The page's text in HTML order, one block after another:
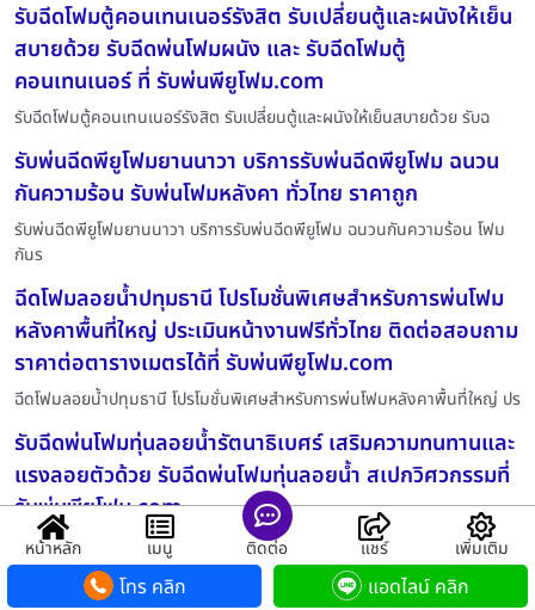
รับฉีดโฟมตู้คอนเทนเนอร์รังสิต รับเปลี่ยนตู้และผนังให้เย็น
สบายด้วย รับฉีดพ่นโฟมผนัง และ รับฉีดโฟมตู้
คอนเทนเนอร์ ที่ รับพ่นพียูโฟม.com
รับฉีดโฟมตู้คอนเทนเนอร์รังสิต รับเปลี่ยนตู้และผนังให้เย็นสบายด้วย รับฉ
รับพ่นฉีดพียูโฟมยานนาวา บริการรับพ่นฉีดพียูโฟม ฉนวน
กันความร้อน รับพ่นโฟมหลังคา ทั่วไทย ราคาถูก
รับพ่นฉีดพียูโฟมยานนาวา บริการรับพ่นฉีดพียูโฟม ฉนวนกันความร้อน โฟม
กันร
ฉีดโฟมลอยน้ำปทุมธานี โปรโมชั่นพิเศษสำหรับการพ่นโฟม
หลังคาพื้นที่ใหญ่ ประเมินหน้างานฟรีทั่วไทย ติดต่อสอบถาม
ราคาต่อตารางเมตรได้ที่ รับพ่นพียูโฟม.com
ฉีดโฟมลอยน้ำปทุมธานี โปรโมชั่นพิเศษสำหรับการพ่นโฟมหลังคาพื้นที่ใหญ่ ปร
รับฉีดพ่นโฟมทุ่นลอยน้ำรัตนาธิเบศร์ เสริมความทนทานและ
แรงลอยตัวด้วย รับฉีดพ่นโฟมทุ่นลอยน้ำ สเปกวิศวกรรมที่
รับพ่นพียูโฟม.com
รับฉีดพ่นโฟมทุ่นลอยน้ำรัตนาธิเบศร์ เสริมความทนทานและแรงลอยตัวด้วย
รับฉ
หน้าหลัก เมนู ติดต่อ แชร์ เพิ่มเติม
โทร คลิก แอดไลน์ คลิก